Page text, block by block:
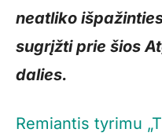
neatliko
sugrįžti prie šios
dalies.
Remiantis tyrimu